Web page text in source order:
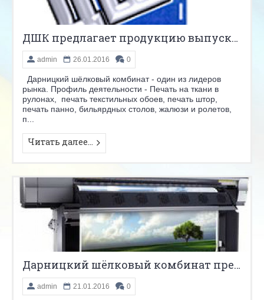
ДШК предлагает продукцию выпускаемую под заказ.
admin 26.01.2016 0
Дарницкий шёлковый комбинат - один из лидеров
рынка. Профиль деятельности - Печать на ткани в
рулонах, печать текстильных обоев, печать штор,
печать панно, бильярдных столов, жалюзи и ролетов,
п...
Читать далее...
Дарницкий шёлковый комбинат предлагает - Широкоформатная печать на ткани.
admin 21.01.2016 0